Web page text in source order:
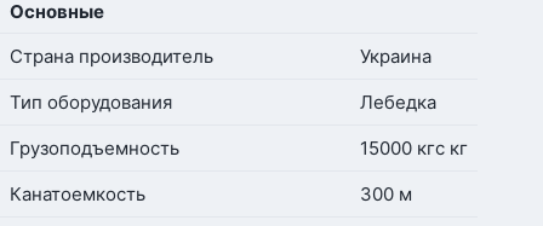
Основные
Страна производитель
Украина
Тип оборудования
Лебедка
Грузоподъемность
15000 кгс кг
Канатоемкость
300 м